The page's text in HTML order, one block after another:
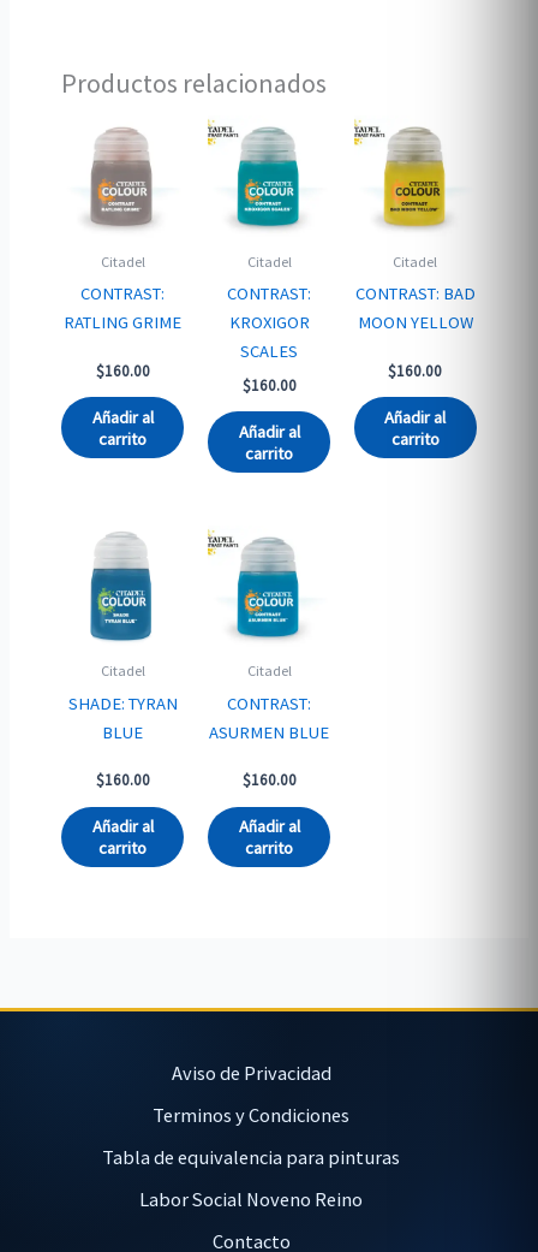
Productos relacionados
Citadel
CONTRAST:
RATLING GRIME
$160.00
Añadir al
carrito
Citadel
CONTRAST:
KROXIGOR
SCALES
$160.00
Añadir al
carrito
Citadel
CONTRAST: BAD
MOON YELLOW
$160.00
Añadir al
carrito
Citadel
SHADE: TYRAN
BLUE
$160.00
Añadir al
carrito
Citadel
CONTRAST:
ASURMEN BLUE
$160.00
Añadir al
carrito
Aviso de Privacidad
Terminos y Condiciones
Tabla de equivalencia para pinturas
Labor Social Noveno Reino
Contacto